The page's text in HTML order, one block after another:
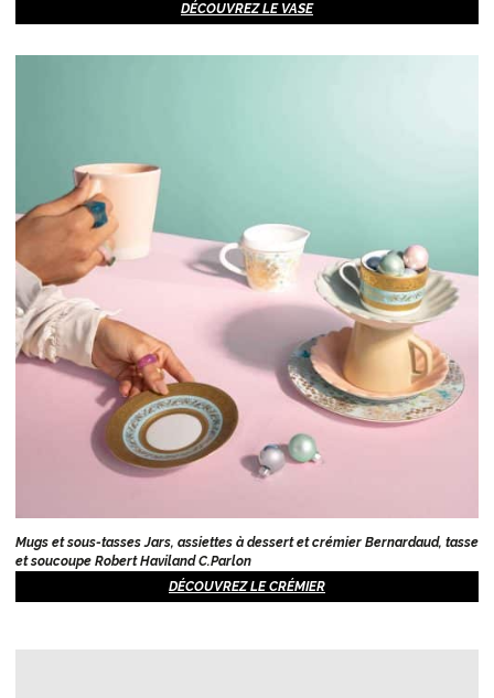
DÉCOUVREZ LE VASE
Mugs et sous-tasses Jars, assiettes à dessert et crémier Bernardaud, tasse
et soucoupe Robert Haviland C.Parlon
DÉCOUVREZ LE CRÉMIER